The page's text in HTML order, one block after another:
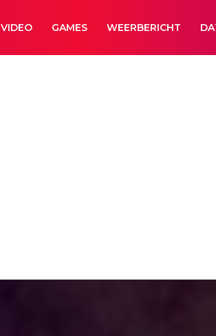
VIDEO GAMES WEERBERICHT